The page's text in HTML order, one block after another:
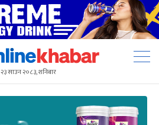
२३ साउन २०८३, शनिबार